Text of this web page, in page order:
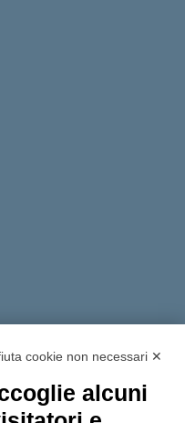
Privacy Policy
di accessibilità
cookie non necessari ✕
alcuni